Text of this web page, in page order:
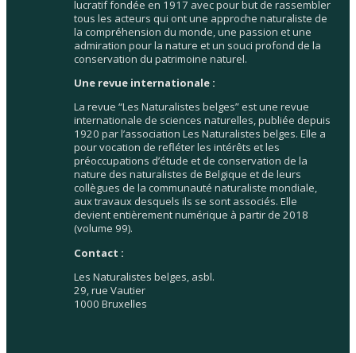
lucratif fondée en 1917 avec pour but de rassembler
tous les acteurs qui ont une approche naturaliste de
la compréhension du monde, une passion et une
admiration pour la nature et un souci profond de la
conservation du patrimoine naturel.
Une revue internationale :
La revue “Les Naturalistes belges” est une revue
internationale de sciences naturelles, publiée depuis
1920 par l’association Les Naturalistes belges. Elle a
pour vocation de refléter les intérêts et les
préoccupations d’étude et de conservation de la
nature des naturalistes de Belgique et de leurs
collègues de la communauté naturaliste mondiale,
aux travaux desquels ils se sont associés. Elle
devient entièrement numérique à partir de 2018
(volume 99).
Contact :
Les Naturalistes belges, asbl.
29, rue Vautier
1000 Bruxelles